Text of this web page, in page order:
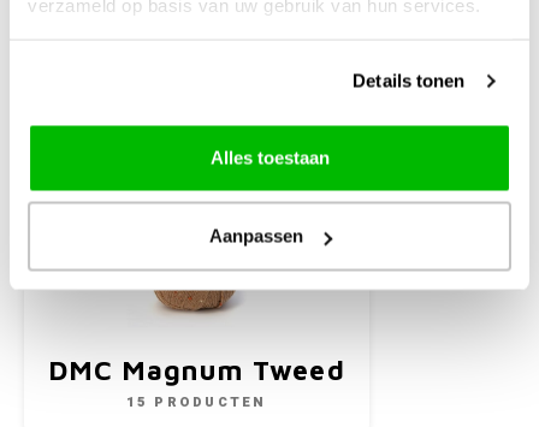
verzameld op basis van uw gebruik van hun services.
Details tonen
Alles toestaan
Aanpassen
DMC Knitty Pop
DMC Magnum Tweed
15 PRODUCTEN